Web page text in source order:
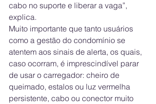
cabo no suporte e liberar a vaga”,
explica.
Muito importante que tanto usuários
como a gestão do condomínio se
atentem aos sinais de alerta, os quais,
caso ocorram, é imprescindível parar
de usar o carregador: cheiro de
queimado, estalos ou luz vermelha
persistente, cabo ou conector muito